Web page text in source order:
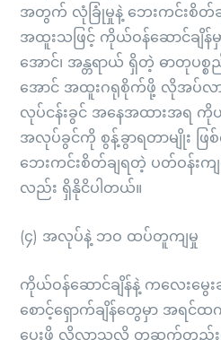
အတွက် လုံခြုံမှုနဲ့ ဘေးကင်းစိတ်
အထူးသဖြင့် ကိုယ်ဝန်ဆောင်ချိန်
အောင်၊ အန္တရာယ် ရှိတဲ့ ဓာတုပ
အောင် အထူးဂရုစိုက်ဖို့ လိုအပ်လာ
လုပ်ငန်းခွင် အနေအထားအရ ကိုယ်
အလုပ်ခွင်ကို စွန့်ခွာရတာမျိုး ဖြ
ဘေးကင်းစိတ်ချရတဲ့ ပတ်ဝန်းကျ
လည်း ရှိနိုငိပါတယ်။
(၄) အလုပ်နဲ့ ဘဝ ထပ်တူကျမှု
ကိုယ်ဝန်ဆောင်ချိန်နဲ့ ကလေးမွေး
စောင့်ရှောက်ချိန်တွေမှာ အရင်ထ
ပေးဖို့ လိုလာသလို တဆက်တည်း